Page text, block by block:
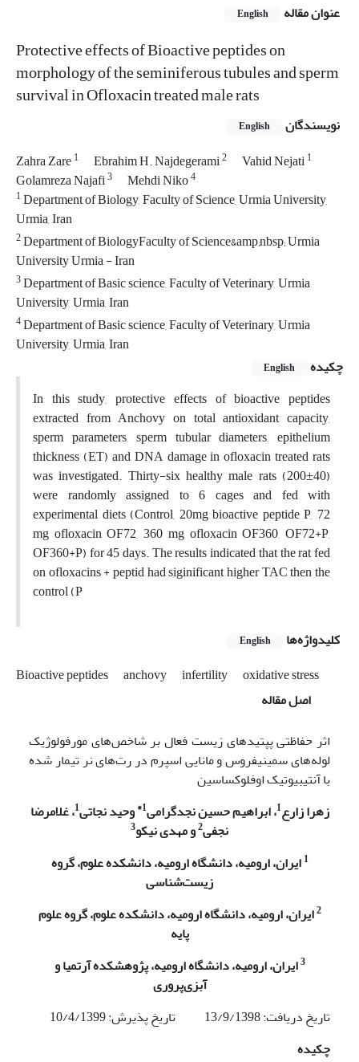
عنوان مقاله English
Protective effects of Bioactive peptides on
morphology of the seminiferous tubules and sperm
survival in Ofloxacin treated male rats
نویسندگان English
Zahra Zare1 Ebrahim H. Najdegerami2 Vahid Nejati1
Golamreza Najafi3 Mehdi Niko4
1Department of Biology, Faculty of Science, Urmia University,
Urmia, Iran
2Department of BiologyFaculty of Science&amp;nbsp; Urmia
University Urmia - Iran
3Department of Basic science, Faculty of Veterinary, Urmia
University, Urmia, Iran
4Department of Basic science, Faculty of Veterinary, Urmia
University, Urmia, Iran
چکیده
English
In this study, protective effects of bioactive peptides
extracted from Anchovy on total antioxidant capacity,
sperm parameters, sperm tubular diameters, epithelium
thickness (ET) and DNA damage in ofloxacin treated rats
was investigated. Thirty-six healthy male rats (200±40)
were randomly assigned to 6 cages and fed with
experimental diets (Control, 20mg bioactive peptide P, 72
mg ofloxacin OF72, 360 mg ofloxacin OF360, OF72+P,
OF360+P) for 45 days. The results indicated that the rat fed
on ofloxacins + peptid had siginificant higher TAC then the
control (P
کلیدواژه‌ها
English
Bioactive peptides anchovy infertility
oxidative stress
اصل مقاله
اثر حفاظتی پپتیدهای زیست فعال بر شاخص‌های مورفولوژیک
لوله‌های سمینیفروس و مانایی اسپرم در رت‌های نر تیمار شده
با آنتی­بیوتیک اوفلوکساسین
زهرا زارع1، ابراهیم حسین نجدگرامی1* وحید نجاتی1، غلامرضا
نجفی2و مهدی نیکو3
1ایران، ارومیه، دانشگاه ارومیه، دانشکده علوم، گروه
زیست‌شناسی
2ایران، ارومیه، دانشگاه ارومیه، دانشکده علوم، گروه علوم
پایه
3ایران، ارومیه، دانشگاه ارومیه، پژوهشکده آرتمیا و
آبزی‌پروری
تاریخ دریافت: 13/9/1398 تاریخ پذیرش: 10/4/1399
چکیده